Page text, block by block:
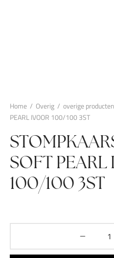
Home / Overig / overige producten
PEARL IVOOR 100/100 3ST
SOFT PEARL
100/100 3ST